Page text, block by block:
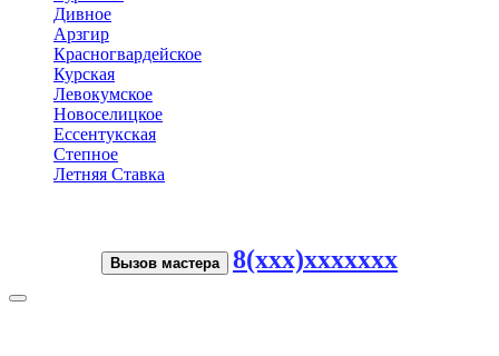
Дивное
Арзгир
Красногвардейское
Курская
Левокумское
Новоселицкое
Ессентукская
Степное
Летняя Ставка
Вызов мастера 8(xxx)xxxxxxx
Toggle